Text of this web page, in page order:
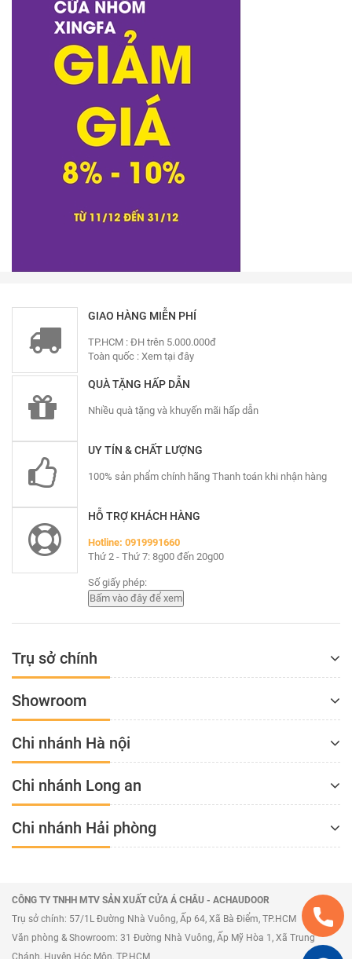
GIAO HÀNG MIỄN PHÍ
TP.HCM : ĐH trên 5.000.000đ
Toàn quốc : Xem tại đây
QUÀ TẶNG HẤP DẪN
Nhiều quà tặng và khuyến mãi hấp dẫn
UY TÍN & CHẤT LƯỢNG
100% sản phẩm chính hãng Thanh toán khi nhận hàng
HỖ TRỢ KHÁCH HÀNG
Hotline: 0919991660
Thứ 2 - Thứ 7: 8g00 đến 20g00
Số giấy phép:
Trụ sở chính
Showroom
Chi nhánh Hà nội
Chi nhánh Long an
Chi nhánh Hải phòng
CÔNG TY TNHH MTV SẢN XUẤT CỬA Á CHÂU - ACHAUDOOR
Trụ sở chính: 57/1L Đường Nhà Vuông, Ấp 64, Xã Bà Điểm, TP.HCM
Văn phòng & Showroom: 31 Đường Nhà Vuông, Ấp Mỹ Hòa 1, Xã Trung
Chánh, Huyện Hóc Môn, TP.HCM